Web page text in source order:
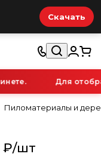
Скачать
Для
Пиломатериалы и
₽/шт